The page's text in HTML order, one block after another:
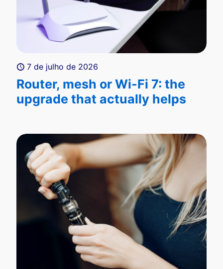
7 de julho de 2026
Router, mesh or Wi-Fi 7: the
upgrade that actually helps